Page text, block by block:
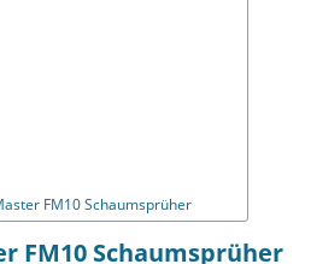
FM10 Schaumsprüher